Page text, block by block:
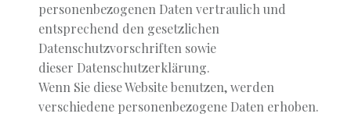
personenbezogenen Daten vertraulich und
entsprechend den gesetzlichen
Datenschutzvorschriften sowie
dieser Datenschutzerklärung.
Wenn Sie diese Website benutzen, werden
verschiedene personenbezogene Daten erhoben.